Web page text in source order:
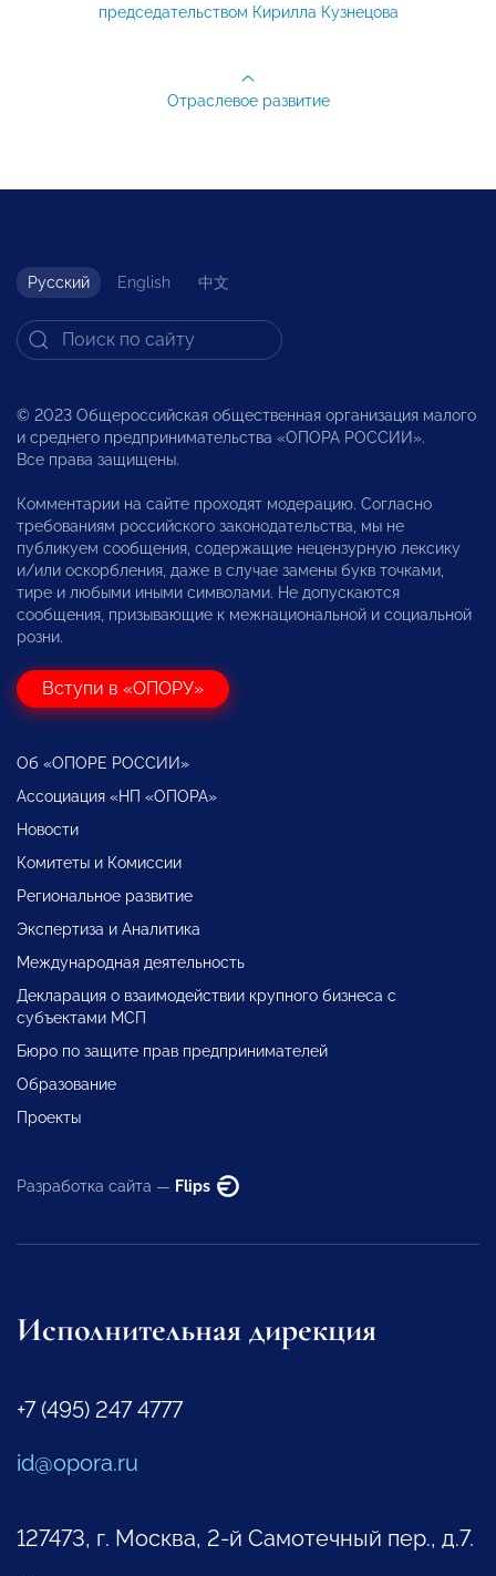
председательством Кирилла Кузнецова
Отраслевое развитие
Русский English 中文
© 2023 Общероссийская общественная организация малого
и среднего предпринимательства «ОПОРА РОССИИ».
Все права защищены.
Комментарии на сайте проходят модерацию. Согласно
требованиям российского законодательства, мы не
публикуем сообщения, содержащие нецензурную лексику
и/или оскорбления, даже в случае замены букв точками,
тире и любыми иными символами. Не допускаются
сообщения, призывающие к межнациональной и социальной
розни.
Вступи в «ОПОРУ»
Об «ОПОРЕ РОССИИ»
Ассоциация «НП «ОПОРА»
Новости
Комитеты и Комиссии
Региональное развитие
Экспертиза и Аналитика
Международная деятельность
Декларация о взаимодействии крупного бизнеса с
субъектами МСП
Бюро по защите прав предпринимателей
Образование
Проекты
Разработка сайта — Flips
Исполнительная дирекция
+7 (495) 247 4777
id@opora.ru
127473, г. Москва, 2-й Самотечный пер., д.7.